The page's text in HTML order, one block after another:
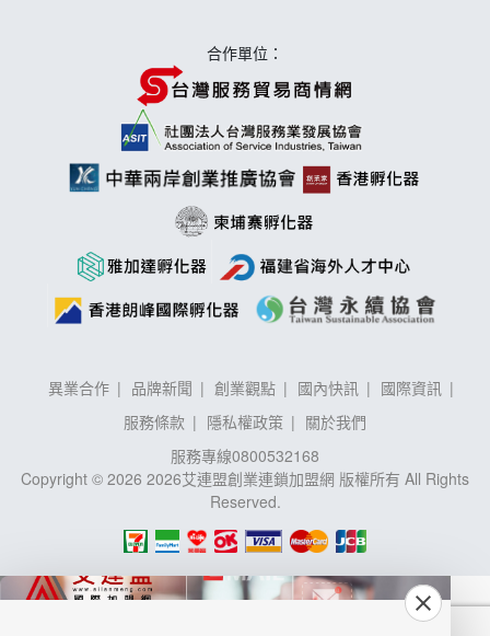
手作功夫茶加盟說明會合作單位：
異業合作 品牌新聞 創業觀點 國內快訊
國際資訊
服務條款
隱私權政策
關於我們
服務專線0800532168
Copyright © 2026 2026艾連盟創業連鎖加盟網 版權所有 All Rights
Reserved.